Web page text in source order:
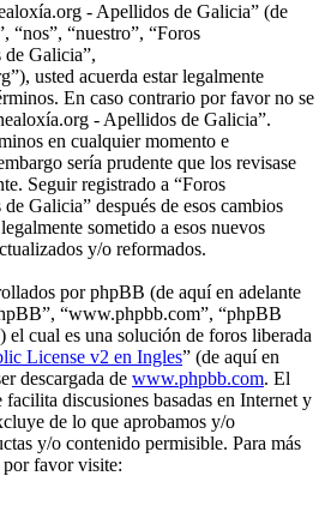
- Apellidos de Galicia” (de
“nos”, “nuestro”, “Foros
Galicia”,
usted acuerda estar legalmente
En caso contrario por favor no se
- Apellidos de Galicia”.
en cualquier momento e
sería prudente que los revisase
Seguir registrado a “Foros
Galicia” después de esos cambios
sometido a esos nuevos
y/o reformados.
por phpBB (de aquí en adelante
“www.phpbb.com”, “phpBB
cual es una solución de foros liberada
License v2 en Ingles” (de aquí en
descargada de www.phpbb.com. El
discusiones basadas en Internet y
de lo que aprobamos y/o
y/o contenido permisible. Para más
favor visite: